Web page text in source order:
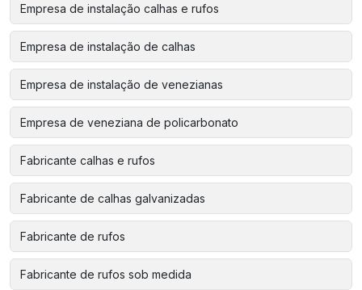
Empresa de instalação calhas e rufos
Empresa de instalação de calhas
Empresa de instalação de venezianas
Empresa de veneziana de policarbonato
Fabricante calhas e rufos
Fabricante de calhas galvanizadas
Fabricante de rufos
Fabricante de rufos sob medida